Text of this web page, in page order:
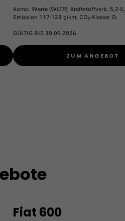
Komb. Werte (WLTP): Kraftstoffverb. 5,2-
Emission 117-123 g/km; CO2-Klasse: D.
GÜLTIG BIS 30.09.2026
ZUM ANGEBOT
Fiat 600​